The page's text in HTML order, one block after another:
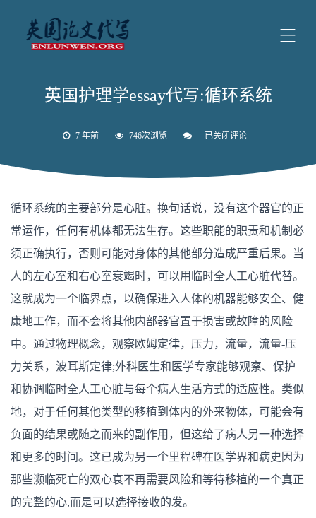
英国护理学essay代写:循环系统
7 年前 746次浏览
英
代
循
系
统
已关闭评论
循环系统的主要部分是心脏。换句话说，没有这个器官的正
常运作，任何有机体都无法生存。这些职能的职责和机制必
须正确执行，否则可能对身体的其他部分造成严重后果。当
人的左心室和右心室衰竭时，可以用临时全人工心脏代替。
这就成为一个临界点，以确保进入人体的机器能够安全、健
康地工作，而不会将其他内部器官置于损害或故障的风险
中。通过物理概念，观察欧姆定律，压力，流量，流量-压
力关系，波耳斯定律;外科医生和医学专家能够观察、保护
和协调临时全人工心脏与每个病人生活方式的适应性。类似
地，对于任何其他类型的移植到体内的外来物体，可能会有
负面的结果或随之而来的副作用，但这给了病人另一种选择
和更多的时间。这已成为另一个里程碑在医学界和病史因为
那些濒临死亡的双心衰不再需要风险和等待移植的一个真正
的完整的心,而是可以选择接收的发。